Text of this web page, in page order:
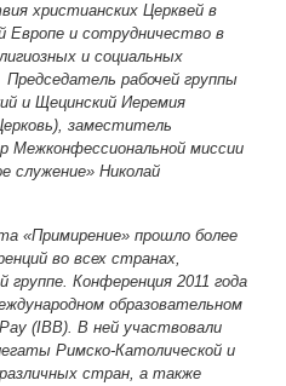
христианских Церквей в
Европе и сотрудничество в
и социальных
рабочей группы
и Щецинский Иеремия
заместитель
Межконфессиональной миссии
служение» Николай
«Примирение» прошло более
во всех странах,
группе. Конференция 2011 года
образовательном
(IBB). В ней участвовали
Римско-Католической и
стран, а также